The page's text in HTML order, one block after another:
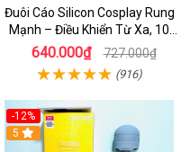
Đuôi Cáo Silicon Cosplay Rung
Mạnh – Điều Khiển Từ Xa, 10
Chế Độ Cực Kích Thích
640.000₫ 727.000₫
(916)
-12%
5